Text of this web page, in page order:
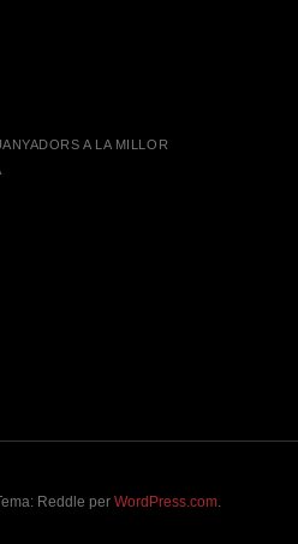
A LA MILLOR
Reddle per WordPress.com.